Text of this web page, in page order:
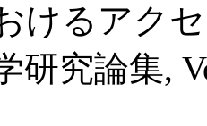
けるアク
研究論集,